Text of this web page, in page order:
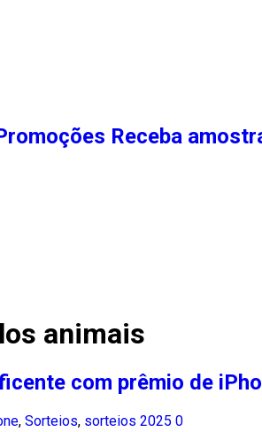
Receba
animais
com prêmio de
, Sorteios, sorteios 2025 0